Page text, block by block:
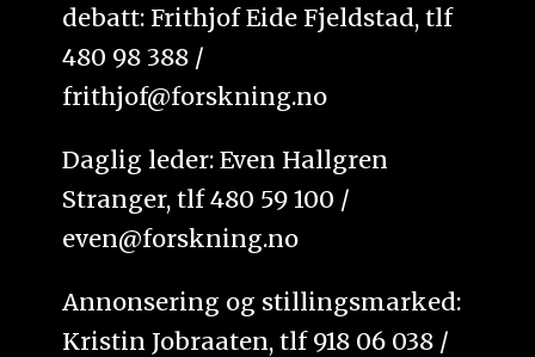
debatt: Frithjof Eide Fjeldstad, tlf
480 98 388 /
frithjof@forskning.no
Daglig leder: Even Hallgren
Stranger, tlf 480 59 100 /
even@forskning.no
Annonsering og stillingsmarked:
Kristin Jobraaten, tlf 918 06 038 /